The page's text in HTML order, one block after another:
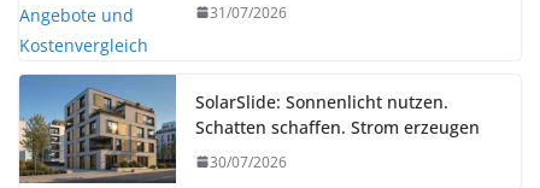
31/07/2026
SolarSlide: Sonnenlicht nutzen.
Schatten schaffen. Strom erzeugen
30/07/2026